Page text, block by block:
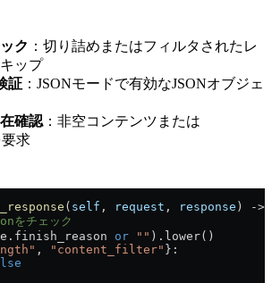
ク ：切り詰めまたはフィルタされたレ
ップ
証 ：JSONモードで有効なJSONオブジェ
確認 ：非空コンテンツまたは
要求
( self , request , response ) ->
をチェック
or "" ).lower()
, "content_filter" }: